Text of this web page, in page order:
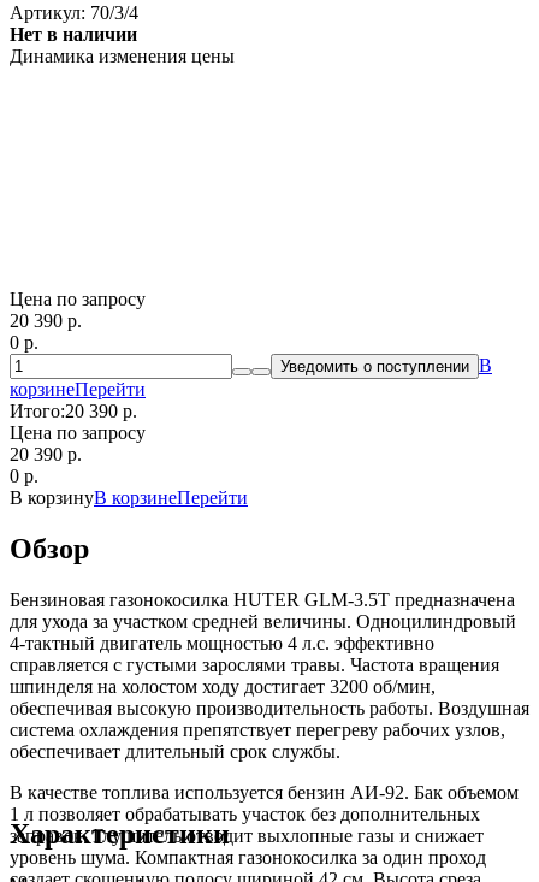
Артикул: 70/3/4
Нет в наличии
Динамика изменения цены
Цена по запросу
20 390 p.
0 p.
Уведомить о поступлении В
корзинеПерейти
Итого:20 390 p.
Цена по запросу
20 390 p.
0 p.
В корзинуВ корзинеПерейти
Обзор
Бензиновая газонокосилка HUTER GLM-3.5T предназначена
для ухода за участком средней величины. Одноцилиндровый
4-тактный двигатель мощностью 4 л.с. эффективно
справляется с густыми зарослями травы. Частота вращения
шпинделя на холостом ходу достигает 3200 об/мин,
обеспечивая высокую производительность работы. Воздушная
система охлаждения препятствует перегреву рабочих узлов,
обеспечивает длительный срок службы.
В качестве топлива используется бензин АИ-92. Бак объемом
1 л позволяет обрабатывать участок без дополнительных
заправок. Глушитель отводит выхлопные газы и снижает
уровень шума. Компактная газонокосилка за один проход
Характеристики